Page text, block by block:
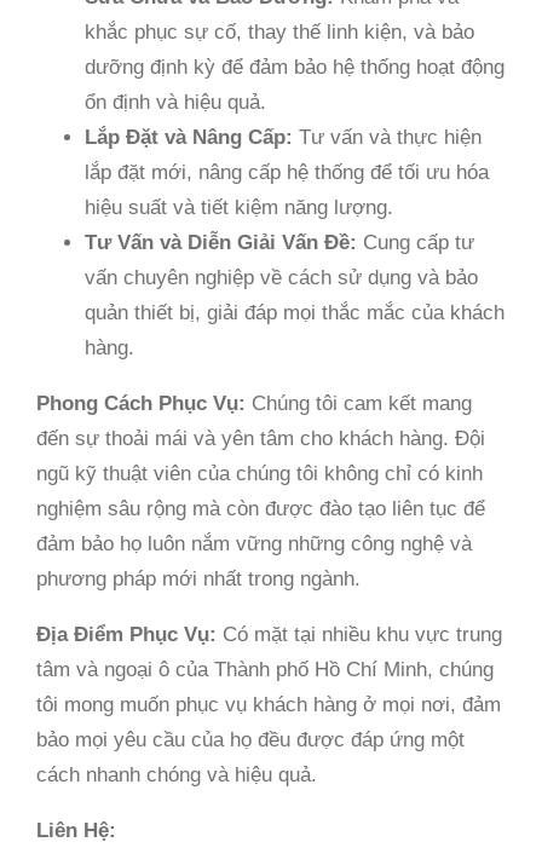
khắc phục sự cố, thay thế linh kiện, và bảo
dưỡng định kỳ để đảm bảo hệ thống hoạt động
ổn định và hiệu quả.
Lắp Đặt và Nâng Cấp: Tư vấn và thực hiện
lắp đặt mới, nâng cấp hệ thống để tối ưu hóa
hiệu suất và tiết kiệm năng lượng.
Tư Vấn và Diễn Giải Vấn Đề: Cung cấp tư
vấn chuyên nghiệp về cách sử dụng và bảo
quản thiết bị, giải đáp mọi thắc mắc của khách
hàng.
Phong Cách Phục Vụ: Chúng tôi cam kết mang
đến sự thoải mái và yên tâm cho khách hàng. Đội
ngũ kỹ thuật viên của chúng tôi không chỉ có kinh
nghiệm sâu rộng mà còn được đào tạo liên tục để
đảm bảo họ luôn nắm vững những công nghệ và
phương pháp mới nhất trong ngành.
Địa Điểm Phục Vụ: Có mặt tại nhiều khu vực trung
tâm và ngoại ô của Thành phố Hồ Chí Minh, chúng
tôi mong muốn phục vụ khách hàng ở mọi nơi, đảm
bảo mọi yêu cầu của họ đều được đáp ứng một
cách nhanh chóng và hiệu quả.
Liên Hệ: